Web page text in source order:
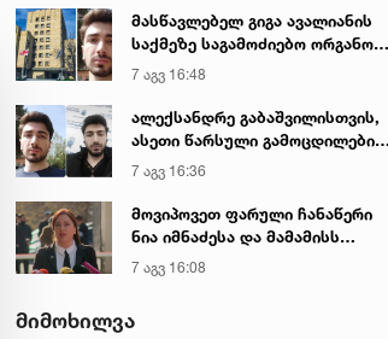
მასწავლებელ გიგა ავალიანის
საქმეზე საგამოძიებო ორგანო
დაკავებულ არასრულწლოვნებს -
ნია იმნაძესა და ანასტასია
ბერუაშვილს 30 დღის
განმავლობაში ფარულად
7 აგვ 16:48
ალექსანდრე გაბაშვილისთვის,
ასეთი წარსული გამოცდილების
ადამიანისთვის ინფორმაციის
მიწოდება, რომ მასწავლებელი
სექსუალურად ავიწროებდა,
ფაქტობრივად, წაქეზება იყო -
7 აგვ 16:36
მოვიპოვეთ ფარული ჩანაწერი
ნია იმნაძესა და მამამისს
შორის, განიხილავდნენ, როგორ
ჩაიდინა გაბაშვილმა დანაშაული
არასწორად მოიქცა, თუმცა
7 აგვ 16:08
მიმოხილვა